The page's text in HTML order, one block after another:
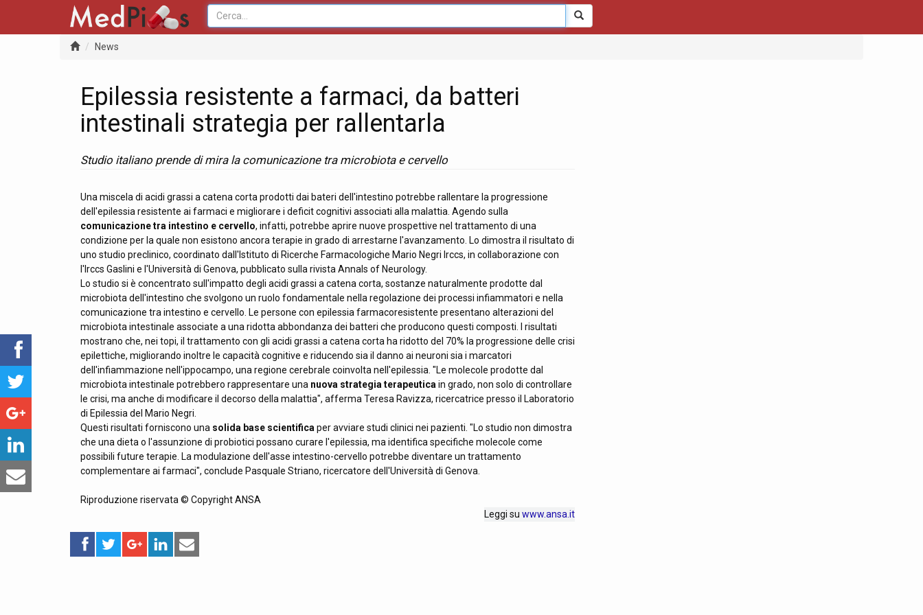
News
Epilessia resistente a farmaci, da batteri
intestinali strategia per rallentarla
Studio italiano prende di mira la comunicazione tra microbiota e cervello
Una miscela di acidi grassi a catena corta prodotti dai bateri dell'intestino potrebbe rallentare la progressione
dell'epilessia resistente ai farmaci e migliorare i deficit cognitivi associati alla malattia. Agendo sulla
comunicazione tra intestino e cervello, infatti, potrebbe aprire nuove prospettive nel trattamento di una
condizione per la quale non esistono ancora terapie in grado di arrestarne l'avanzamento. Lo dimostra il risultato di
uno studio preclinico, coordinato dall'Istituto di Ricerche Farmacologiche Mario Negri Irccs, in collaborazione con
l'Irccs Gaslini e l'Università di Genova, pubblicato sulla rivista Annals of Neurology.
Lo studio si è concentrato sull'impatto degli acidi grassi a catena corta, sostanze naturalmente prodotte dal
microbiota dell'intestino che svolgono un ruolo fondamentale nella regolazione dei processi infiammatori e nella
comunicazione tra intestino e cervello. Le persone con epilessia farmacoresistente presentano alterazioni del
microbiota intestinale associate a una ridotta abbondanza dei batteri che producono questi composti. I risultati
mostrano che, nei topi, il trattamento con gli acidi grassi a catena corta ha ridotto del 70% la progressione delle crisi
epilettiche, migliorando inoltre le capacità cognitive e riducendo sia il danno ai neuroni sia i marcatori
dell'infiammazione nell'ippocampo, una regione cerebrale coinvolta nell'epilessia. "Le molecole prodotte dal
microbiota intestinale potrebbero rappresentare una nuova strategia terapeutica in grado, non solo di controllare
le crisi, ma anche di modificare il decorso della malattia", afferma Teresa Ravizza, ricercatrice presso il Laboratorio
di Epilessia del Mario Negri.
Questi risultati forniscono una solida base scientifica per avviare studi clinici nei pazienti. "Lo studio non dimostra
che una dieta o l'assunzione di probiotici possano curare l'epilessia, ma identifica specifiche molecole come
possibili future terapie. La modulazione dell'asse intestino-cervello potrebbe diventare un trattamento
complementare ai farmaci", conclude Pasquale Striano, ricercatore dell'Università di Genova.
Riproduzione riservata © Copyright ANSA
Leggi su www.ansa.it